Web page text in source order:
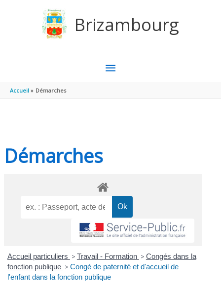
Brizambourg
MENU
Accueil Démarches
Démarches
Accueil particuliers > Travail - Formation > Congés dans la
fonction publique > Congé de paternité et d'accueil de
l'enfant dans la fonction publique